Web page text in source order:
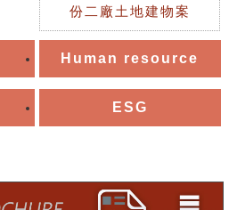
份二廠土地建物案
Human resource
ESG